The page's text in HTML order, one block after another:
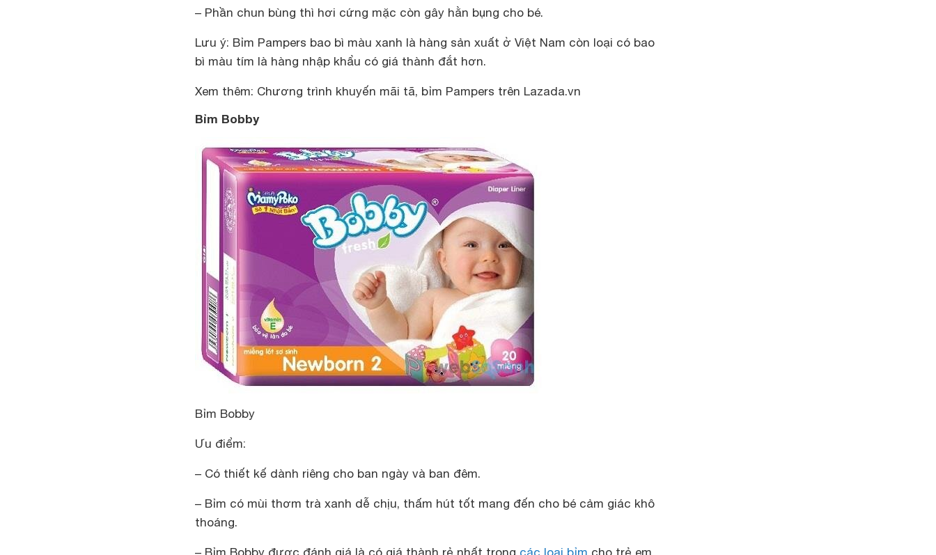
– Phần chun bùng thì hơi cứng mặc còn gây hằn bụng cho bé.
Lưu ý: Bỉm Pampers bao bì màu xanh là hàng sản xuất ở Việt Nam còn loại có bao
bì màu tím là hàng nhập khẩu có giá thành đắt hơn.
Xem thêm: Chương trình khuyến mãi tã, bỉm Pampers trên Lazada.vn
Bỉm Bobby
Bỉm Bobby
Ưu điểm:
– Có thiết kế dành riêng cho ban ngày và ban đêm.
– Bỉm có mùi thơm trà xanh dễ chịu, thấm hút tốt mang đến cho bé cảm giác khô
thoáng.
– Bỉm Bobby được đánh giá là có giá thành rẻ nhất trong các loại bỉm cho trẻ em